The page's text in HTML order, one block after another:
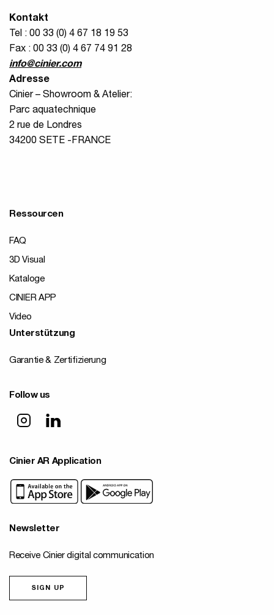
Kontakt
Tel : 00 33 (0) 4 67 18 19 53
Fax : 00 33 (0) 4 67 74 91 28
info@cinier.com
Adresse
Cinier – Showroom & Atelier:
Parc aquatechnique
2 rue de Londres
34200 SETE -FRANCE
Ressourcen
FAQ
3D Visual
Kataloge
CINIER APP
Video
Unterstützung
Garantie & Zertifizierung
Follow us
Cinier AR Application
Newsletter
Receive Cinier digital communication
SIGN UP